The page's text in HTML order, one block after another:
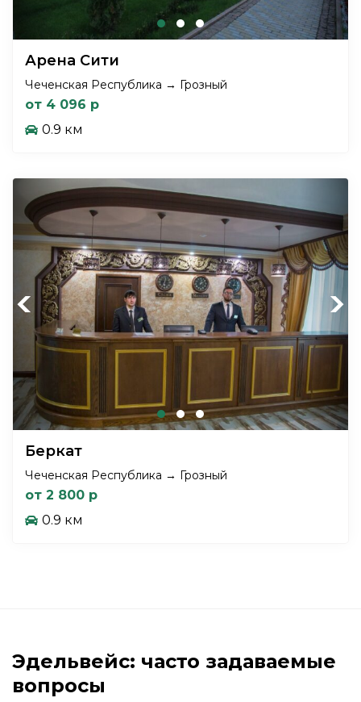
Арена Сити
Чеченская Республика → Грозный
от 4 096 р
0.9 км
Previous Next
Беркат
Чеченская Республика → Грозный
от 2 800 р
0.9 км
Эдельвейс: часто задаваемые
вопросы